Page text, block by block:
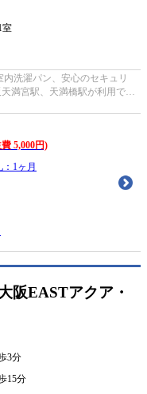
室
洗濯パン、安心のセキュリ
満宮駅、天満橋駅が利用でき
5,000円)
1ヶ月
阪EASTアクア・
3分
15分